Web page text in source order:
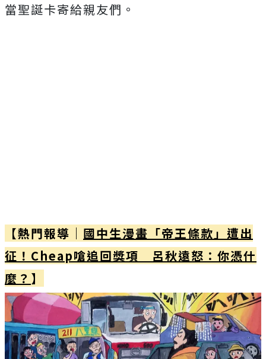
當聖誕卡寄給親友們。
【熱門報導｜ 國中生漫畫「帝王條款」遭出
征！Cheap嗆追回獎項 呂秋遠怒：你憑什
麼？ 】